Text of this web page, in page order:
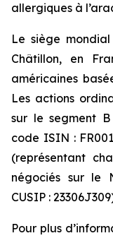
allergiques à
Le siège
Châtillon, en
américaines
Les actions
sur le segment B
code ISIN :
(représentant
négociés sur le
CUSIP :
Pour plus